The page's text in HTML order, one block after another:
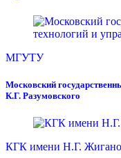
МГУТУ
Московский
К.Г. Разумовского
КГК имени Н.Г.